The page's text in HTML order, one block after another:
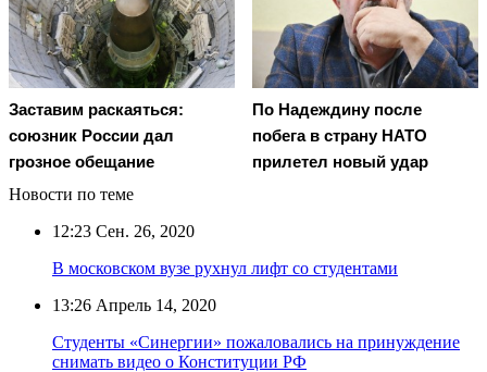
Заставим раскаяться:
союзник России дал
грозное обещание
По Надеждину после
побега в страну НАТО
прилетел новый удар
Новости по теме
12:23 Сен. 26, 2020
В московском вузе рухнул лифт со студентами
13:26 Апрель 14, 2020
Студенты «Синергии» пожаловались на принуждение
снимать видео о Конституции РФ